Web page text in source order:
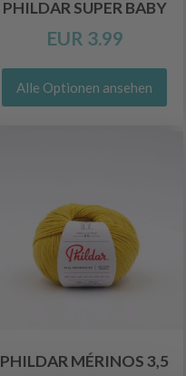
PHILDAR SUPER BABY
EUR 3.99
Alle Optionen ansehen
PHILDAR MÉRINOS 3,5